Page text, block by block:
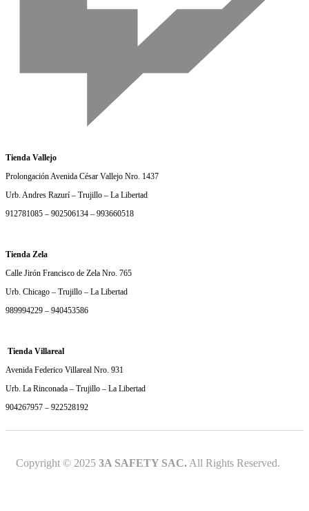
Tienda Vallejo
Prolongación Avenida César Vallejo Nro. 1437
Urb. Andres Razurí – Trujillo – La Libertad
912781085 – 902506134 – 993660518
Tienda Zela
Calle Jirón Francisco de Zela Nro. 765
Urb. Chicago – Trujillo – La Libertad
989994229 – 940453586
Tienda Villareal
Avenida Federico Villareal Nro. 931
Urb. La Rinconada – Trujillo – La Libertad
904267957 – 922528192
Copyright © 2025 3A SAFETY SAC. All Rights Reserved.